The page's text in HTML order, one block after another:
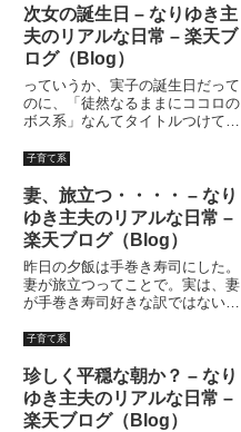
次女の誕生日 – なりゆき主
夫のリアルな日常 – 楽天ブ
ログ（Blog）
っていうか、実子の誕生日だって
のに、「徒然なるままにココロの
ボス系」なんてタイトルつけてる
かく書いたので内容は変わってま
いた、お茶犬ハウス、買って来ま
した。あ?もう、飯の支度しな
く...
子育て系
妻、旅立つ・・・・ – なり
ゆき主夫のリアルな日常 –
楽天ブログ（Blog）
昨日の夕飯は手巻き寿司にした。
妻が旅立つってことで。実は、妻
が手巻き寿司好きな訳ではない。
とちゃーちゃんがハワイ旅行 に
会風にしようという企みのため
だ。ま、一番の理由は作るの簡単
だ...
子育て系
珍しく平穏な朝か？ – なり
ゆき主夫のリアルな日常 –
楽天ブログ（Blog）